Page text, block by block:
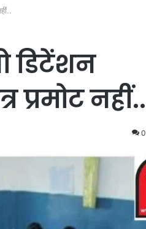
डिटेंशन
प्रमोट नहीं..
0